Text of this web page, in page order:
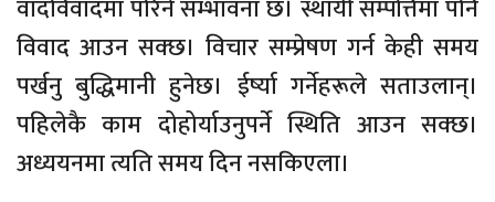
वादविवादमा परिने सम्भावना छ। स्थायी सम्पत्तिमा पनि
विवाद आउन सक्छ। विचार सम्प्रेषण गर्न केही समय
पर्खनु बुद्धिमानी हुनेछ। ईर्ष्या गर्नेहरूले सताउलान्।
पहिलेकै काम दोहोर्याउनुपर्ने स्थिति आउन सक्छ।
अध्ययनमा त्यति समय दिन नसकिएला।